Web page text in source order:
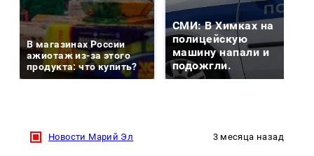
В магазинах России
ажиотаж из-за этого
продукта: что купить?
СМИ: В Химках на
полицейскую
машину напали и
подожгли.
Новости Марий Эл 3 месяца назад